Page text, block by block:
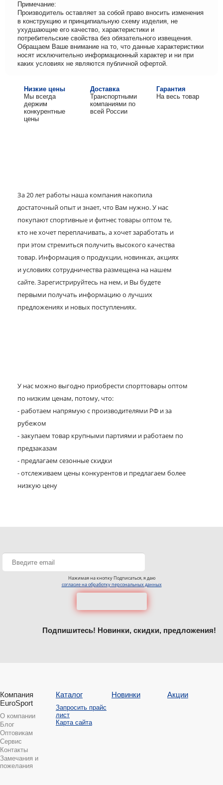
Примечание:
Производитель оставляет за собой право вносить изменения
в конструкцию и принципиальную схему изделия, не
ухудшающие его качество, характеристики и
потребительские свойства без обязательного извещения.
Обращаем Ваше внимание на то, что данные характеристики
носят исключительно информационный характер и ни при
каких условиях не являются публичной офертой.
Низкие цены
Мы всегда
держим
конкурентные
цены
Доставка
Транспортными
компаниями по
всей России
Гарантия
На весь товар
За 20 лет работы наша компания накопила
достаточный опыт и знает, что Вам нужно. У нас
покупают спортивные и фитнес товары оптом те,
кто не хочет переплачивать, а хочет заработать и
при этом стремиться получить высокого качества
товар. Информация о продукции, новинках, акциях
и условиях сотрудничества размещена на нашем
сайте. Зарегистрируйтесь на нем, и Вы будете
первыми получать информацию о лучших
предложениях и новых поступлениях.
У нас можно выгодно приобрести спорттовары оптом
по низким ценам, потому, что:
- работаем напрямую с производителями РФ и за
рубежом
- закупаем товар крупными партиями и работаем по
предзаказам
- предлагаем сезонные скидки
- отслеживаем цены конкурентов и предлагаем более
низкую цену
Нажимая на кнопку Подписаться, я даю
согласие на обработку персональных данных
Подпишитесь! Новинки, скидки, предложения!
Компания
EuroSport
О компании
Блог
Оптовикам
Сервис
Контакты
Замечания и
пожелания
Каталог
Запросить прайс
лист
Карта сайта
Новинки Акции